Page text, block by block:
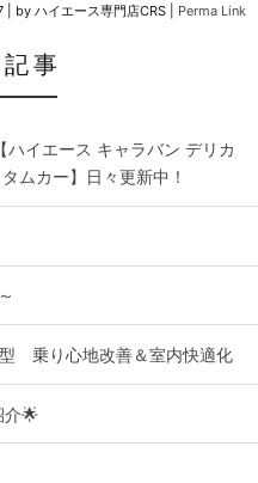
by ハイエース専門店CRS Perma Link
事
イエース キャラバン デリカ
ムカー】日々更新中！
乗り心地改善＆室内快適化
介🌟